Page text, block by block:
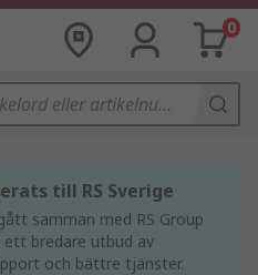
0
till RS Sverige
samman med RS Group
bredare utbud av
och bättre tjänster.